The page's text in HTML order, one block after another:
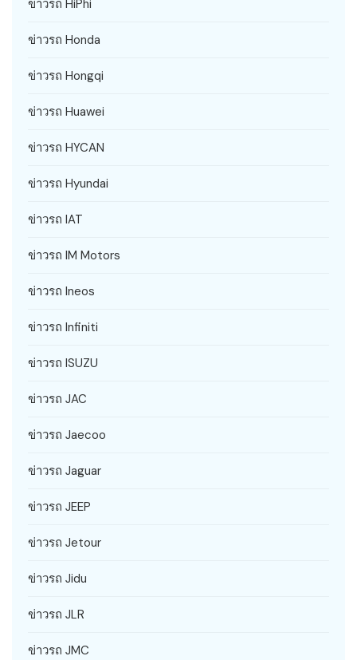
ข่าวรถ HiPhi
ข่าวรถ Honda
ข่าวรถ Hongqi
ข่าวรถ Huawei
ข่าวรถ HYCAN
ข่าวรถ Hyundai
ข่าวรถ IAT
ข่าวรถ IM Motors
ข่าวรถ Ineos
ข่าวรถ Infiniti
ข่าวรถ ISUZU
ข่าวรถ JAC
ข่าวรถ Jaecoo
ข่าวรถ Jaguar
ข่าวรถ JEEP
ข่าวรถ Jetour
ข่าวรถ Jidu
ข่าวรถ JLR
ข่าวรถ JMC